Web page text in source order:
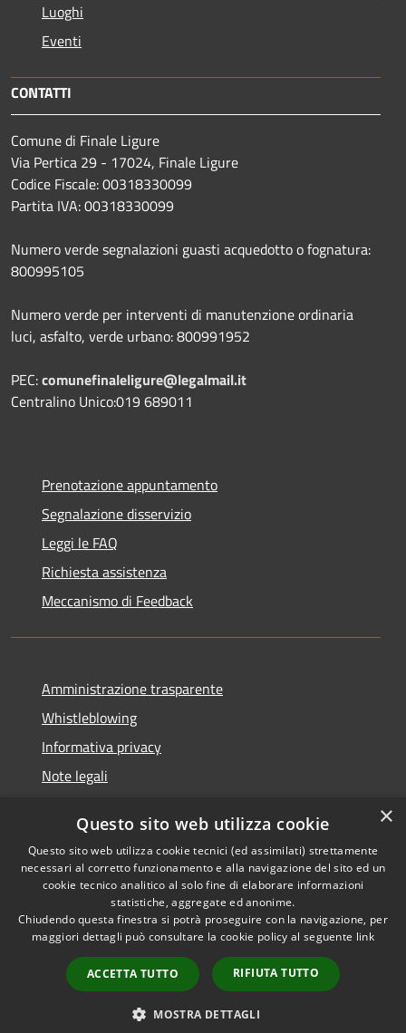
Luoghi
Eventi
CONTATTI
Comune di Finale Ligure
Via Pertica 29 - 17024, Finale Ligure
Codice Fiscale: 00318330099
Partita IVA: 00318330099
Numero verde segnalazioni guasti acquedotto o fognatura:
800995105
Numero verde per interventi di manutenzione ordinaria
luci, asfalto, verde urbano: 800991952
PEC:comunefinaleligure@legalmail.it
Centralino Unico:019 689011
Prenotazione appuntamento
Segnalazione disservizio
Leggi le FAQ
Richiesta assistenza
Meccanismo di Feedback
Amministrazione trasparente
Whistleblowing
Informativa privacy
Note legali
Segnalazioni di inaccessibilità
RSS
Accessibilità
Copyright © 2026 • Comune di
Finale Ligure • Powered by
Municipium•
Accesso
redazione
×
Questo sito web utilizza cookie
Questo sito web utilizza cookie tecnici (ed assimilati) strettamente
necessari al corretto funzionamento e alla navigazione del sito ed un
cookie tecnico analitico al solo fine di elaborare informazioni
statistiche, aggregate ed anonime.
Chiudendo questa finestra si potrà proseguire con la navigazione, per
maggiori dettagli può consultare la cookie policy al seguente link
ACCETTA TUTTO RIFIUTA TUTTO
MOSTRA DETTAGLI